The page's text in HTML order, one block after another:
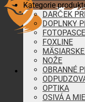
Kategorie
DARČEK
DOPLNKY
FOTOPASCE
FOXLINE
NOŽE
OBRANNÉ
OPTIKA
OSIVÁ A